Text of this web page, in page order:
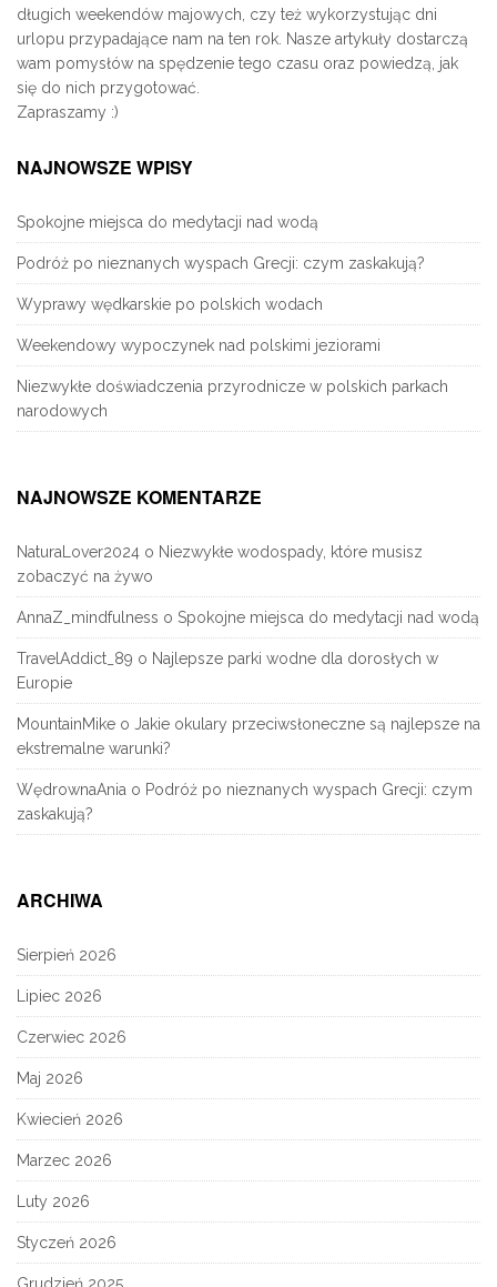
długich weekendów majowych, czy też wykorzystując dni
urlopu przypadające nam na ten rok. Nasze artykuły dostarczą
wam pomysłów na spędzenie tego czasu oraz powiedzą, jak
się do nich przygotować.
Zapraszamy :)
NAJNOWSZE WPISY
Spokojne miejsca do medytacji nad wodą
Podróż po nieznanych wyspach Grecji: czym zaskakują?
Wyprawy wędkarskie po polskich wodach
Weekendowy wypoczynek nad polskimi jeziorami
Niezwykłe doświadczenia przyrodnicze w polskich parkach
narodowych
NAJNOWSZE KOMENTARZE
NaturaLover2024 o Niezwykłe wodospady, które musisz
zobaczyć na żywo
AnnaZ_mindfulness o Spokojne miejsca do medytacji nad wodą
TravelAddict_89 o Najlepsze parki wodne dla dorosłych w
Europie
MountainMike o Jakie okulary przeciwsłoneczne są najlepsze na
ekstremalne warunki?
WędrownaAnia o Podróż po nieznanych wyspach Grecji: czym
zaskakują?
ARCHIWA
Sierpień 2026
Lipiec 2026
Czerwiec 2026
Maj 2026
Kwiecień 2026
Marzec 2026
Luty 2026
Styczeń 2026
Grudzień 2025